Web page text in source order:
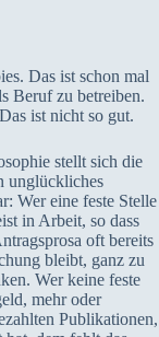
Das ist schon mal
Beruf zu betreiben.
ist nicht so gut.
stellt sich die
unglückliches
Wer eine feste Stelle
in Arbeit, so dass
oft bereits
bleibt, ganz zu
Wer keine feste
mehr oder
Publikationen,